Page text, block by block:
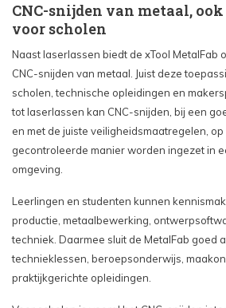
CNC-snijden van metaal,
voor scholen
Naast laserlassen biedt de xTool MetalFab
CNC-snijden van metaal. Juist deze
scholen, technische opleidingen en
tot laserlassen kan CNC-snijden, bij een
en met de juiste veiligheidsmaatregelen,
gecontroleerde manier worden ingezet in
omgeving.
Leerlingen en studenten kunnen
productie, metaalbewerking,
techniek. Daarmee sluit de MetalFab goed
technieklessen, beroepsonderwijs,
praktijkgerichte opleidingen.